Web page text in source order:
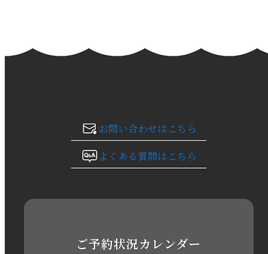
2024年1月
2023年10月
2023年8月
お問い合わせはこちら
よくある質問はこちら
ご予約状況カレンダー